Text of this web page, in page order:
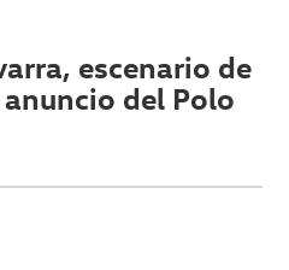
escenario de
del Polo